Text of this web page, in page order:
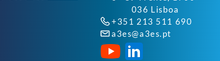
036 Lisboa
+351 213 511 690
a3es@a3es.pt